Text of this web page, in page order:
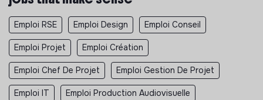
Réaliser certaines tâches d’administration réseau et
systèmes
Gérer directement des projets SI/ICT comme chef
de projets SI.
Profil recherché
Emploi RSE Emploi Design Emploi Conseil
Emploi Projet Emploi Création
Emploi Chef De Projet Emploi Gestion De Projet
Emploi IT Emploi Production Audiovisuelle